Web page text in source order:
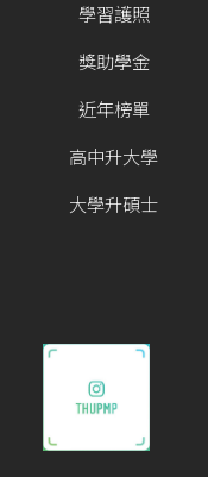
學習護照
獎助學金
近年榜單
高中升大學
大學升碩士